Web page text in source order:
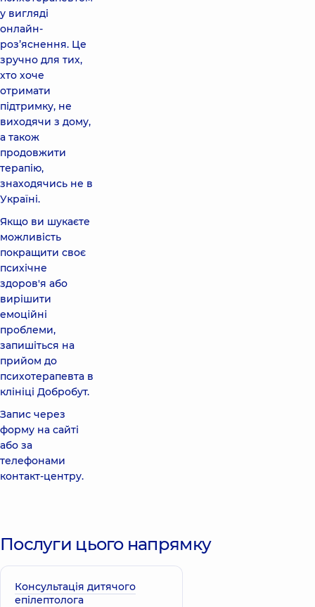
у вигляді
онлайн-
роз’яснення. Це
зручно для тих,
хто хоче
отримати
підтримку, не
виходячи з дому,
а також
продовжити
терапію,
знаходячись не в
Україні.
Якщо ви шукаєте
можливість
покращити своє
психічне
здоров'я або
вирішити
емоційні
проблеми,
запишіться на
прийом до
психотерапевта в
клініці Добробут.
Запис через
форму на сайті
або за
телефонами
контакт-центру.
Послуги цього напрямку
Консультація дитячого
епілептолога